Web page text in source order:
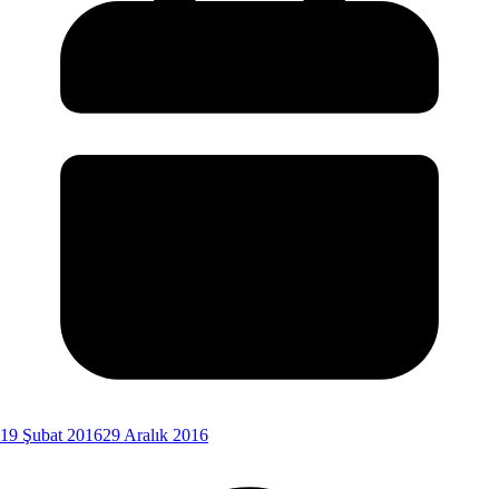
19 Şubat 201629 Aralık 2016